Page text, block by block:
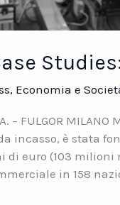
, Economia e
– FULGOR
incasso, è stata
di euro (103
in 158